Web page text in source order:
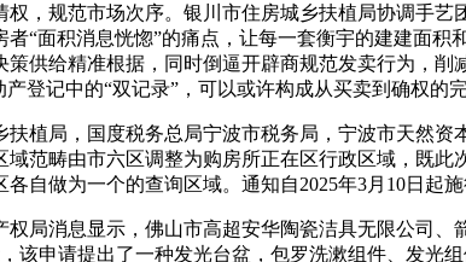
权，规范市场次序。银川市住房城乡扶植局协调手
“面积消息恍惚”的痛点，让每一套衡宇的建建面
供给精准根据，同时倒逼开辟商规范发卖行为，
登记中的“双记录”，可以或许构成从买卖到确权
局，国度税务总局宁波市税务局，宁波市天然资
域范畴由市六区调整为购房所正在区行政区域，既
自做为一个的查询区域。通知自2025年3月10日起施
消息显示，佛山市高超安华陶瓷洁具无限公司、
该申请提出了一种发光台盆，包罗洗漱组件、发